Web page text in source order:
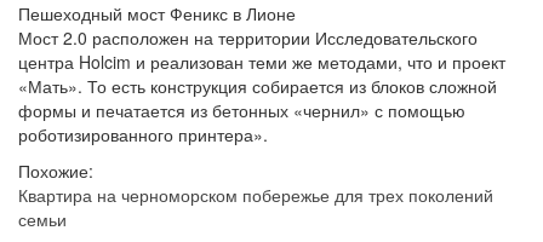
Пешеходный мост Феникс в Лионе
Мост 2.0 расположен на территории Исследовательского
центра Holcim и реализован теми же методами, что и проект
«Мать». То есть конструкция собирается из блоков сложной
формы и печатается из бетонных «чернил» с помощью
роботизированного принтера».
Похожие:
Квартира на черноморском побережье для трех поколений
семьи